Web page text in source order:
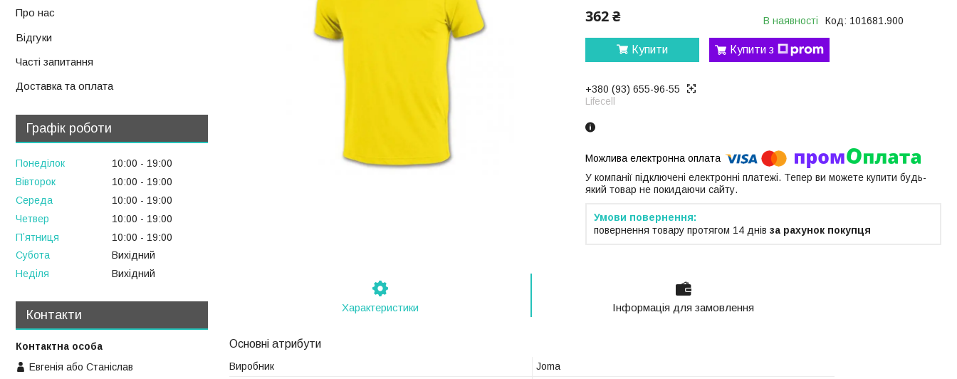
362 ₴ В наявності Код: 101681.900
Купити Купити з
+380 (93) 655-96-55
Lifecell
У компанії підключені електронні платежі. Тепер ви можете купити будь-
який товар не покидаючи сайту.
повернення товару протягом 14 днів за рахунок покупця
Характеристики Інформація для замовлення
Основні атрибути
Виробник Joma
Про нас
Відгуки
Часті запитання
Доставка та оплата
Графік роботи
Понеділок 10:00
19:00
Вівторок
10:00
19:00
Середа
10:00
19:00
Четвер
10:00
19:00
Пʼятниця
10:00
19:00
Субота
Вихідний
Неділя
Вихідний
Контакти
Евгенія або Станіслав